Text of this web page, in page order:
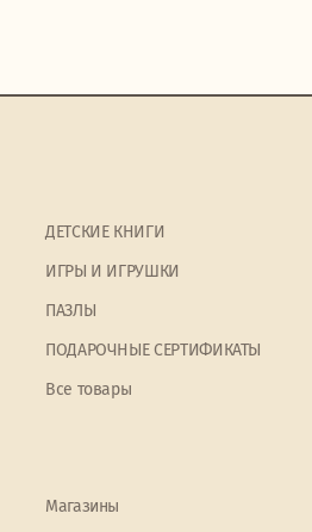
ДЕТСКИЕ КНИГИ
ИГРЫ И ИГРУШКИ
ПАЗЛЫ
ПОДАРОЧНЫЕ СЕРТИФИКАТЫ
Все товары
Магазины